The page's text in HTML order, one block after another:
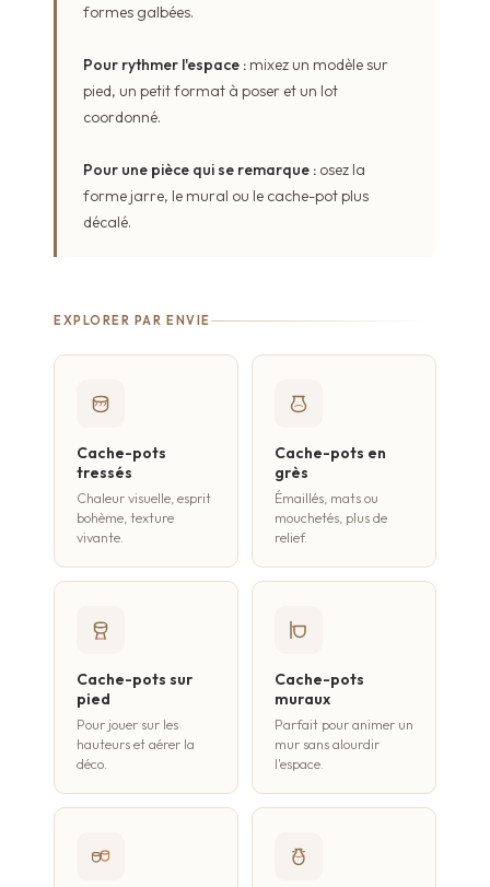
formes galbées.
Pour rythmer l'espace : mixez un modèle sur
pied, un petit format à poser et un lot
coordonné.
Pour une pièce qui se remarque : osez la
forme jarre, le mural ou le cache-pot plus
décalé.
EXPLORER PAR ENVIE
Cache-pots
tressés
Chaleur visuelle, esprit
bohème, texture
vivante.
Cache-pots en
grès
Émaillés, mats ou
mouchetés, plus de
relief.
Cache-pots sur
pied
Pour jouer sur les
hauteurs et aérer la
déco.
Cache-pots
muraux
Parfait pour animer un
mur sans alourdir
l'espace.